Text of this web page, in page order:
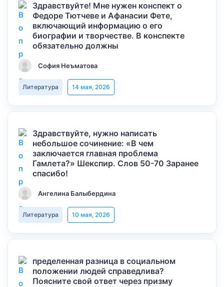
Здравствуйте! Мне нужен конспект о
Федоре Тютчеве и Афанасии Фете,
включающий информацию о его
биографии и творчестве. В конспекте
обязательно должны
София Неъматова
Литература 14 мая, 2026
Здравствуйте, нужно написать
небольшое сочинение: «В чем
заключается главная проблема
Гамлета?» Шекспир. Слов 50-70 Заранее
спасибо!
Ангелина Балыбердина
Литература 10 мая, 2026
пределенная разница в социальном
положении людей справедлива?
Поясните свой ответ через призму